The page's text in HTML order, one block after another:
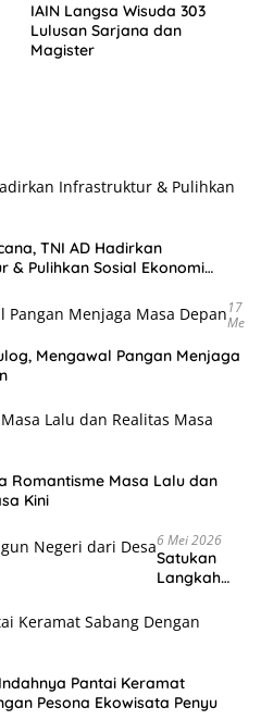
IAIN Langsa Wisuda 303
Lulusan Sarjana dan
Magister
TNI AD Hadirkan
& Pulihkan Sosial Ekonomi
17
Me
Mengawal Pangan Menjaga
Romantisme Masa Lalu dan
Kini
6 Mei 2026
Satukan
Langkah
n Negeri
dari Desa
Pantai Keramat
Pesona Ekowisata Penyu